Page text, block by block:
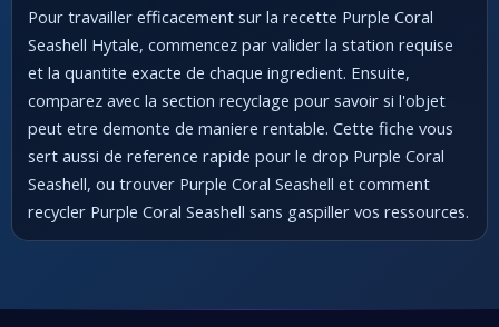
Pour travailler efficacement sur la recette Purple Coral
Seashell Hytale, commencez par valider la station requise
et la quantite exacte de chaque ingredient. Ensuite,
comparez avec la section recyclage pour savoir si l'objet
peut etre demonte de maniere rentable. Cette fiche vous
sert aussi de reference rapide pour le drop Purple Coral
Seashell, ou trouver Purple Coral Seashell et comment
recycler Purple Coral Seashell sans gaspiller vos ressources.